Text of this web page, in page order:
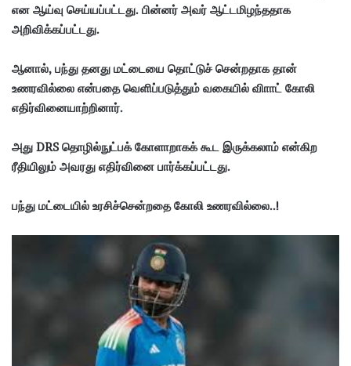
என ஆய்வு செய்யப்பட்டது. பின்னர் அவர் ஆட்டமிழந்ததாக
அறிவிக்கப்பட்டது.
ஆனால், பந்து தனது மட்டையை தொட்டுச் சென்றதாக தான்
உணரவில்லை என்பதை வெளிப்படுத்தும் வகையில் விாாட் கோலி
எதிர்வினையாற்றினார்.
அது DRS தொழில்நுட்பக் கோளாறாகக் கூட இருக்கலாம் என்கிற
ரீதியிலும் அவரது எதிர்வினை பார்க்கப்பட்டது.
பந்து மட்டையில் உரசிச்சென்றதை கோலி உணரவில்லை..!